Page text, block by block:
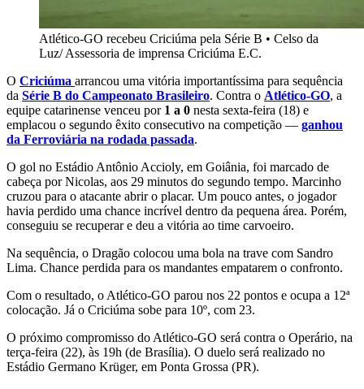
Atlético-GO recebeu Criciúma pela Série B • Celso da
Luz/ Assessoria de imprensa Criciúma E.C.
O Criciúma arrancou uma vitória importantíssima para sequência
da Série B do Campeonato Brasileiro. Contra o Atlético-GO, a
equipe catarinense venceu por 1 a 0 nesta sexta-feira (18) e
emplacou o segundo êxito consecutivo na competição — ganhou
da Ferroviária na rodada passada.
O gol no Estádio Antônio Accioly, em Goiânia, foi marcado de
cabeça por Nicolas, aos 29 minutos do segundo tempo. Marcinho
cruzou para o atacante abrir o placar. Um pouco antes, o jogador
havia perdido uma chance incrível dentro da pequena área. Porém,
conseguiu se recuperar e deu a vitória ao time carvoeiro.
Na sequência, o Dragão colocou uma bola na trave com Sandro
Lima. Chance perdida para os mandantes empatarem o confronto.
Com o resultado, o Atlético-GO parou nos 22 pontos e ocupa a 12ª
colocação. Já o Criciúma sobe para 10º, com 23.
O próximo compromisso do Atlético-GO será contra o Operário, na
terça-feira (22), às 19h (de Brasília). O duelo será realizado no
Estádio Germano Krüger, em Ponta Grossa (PR).